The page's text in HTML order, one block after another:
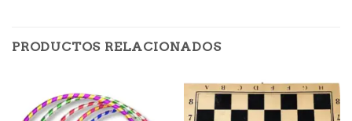
PRODUCTOS RELACIONADOS